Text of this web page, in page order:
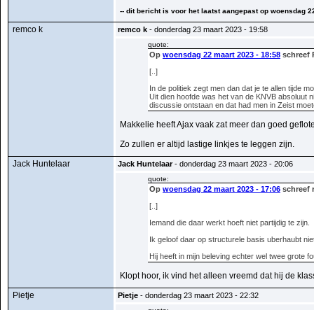
-- dit bericht is voor het laatst aangepast op woensdag
remco k remco k - donderdag 23 maart 2023 - 19:58
quote:
Op woensdag 22 maart 2023 - 18:58 schreef
[..]
In de politiek zegt men dan dat je te allen tijde
Uit dien hoofde was het van de KNVB absoluut
discussie ontstaan en dat had men in Zeist
Makkelie heeft Ajax vaak zat meer dan goed
Zo zullen er altijd lastige linkjes te leggen zijn.
Jack Huntelaar
Jack Huntelaar- donderdag 23 maart 2023 - 20:06
quote:
Op woensdag 22 maart 2023 - 17:06 schreef
[..]
Iemand die daar werkt hoeft niet partijdig te zijn.
Ik geloof daar op structurele basis uberhaubt
Hij heeft in mijn beleving echter wel twee grote
Klopt hoor, ik vind het alleen vreemd dat hij de
Pietje
Pietje - donderdag 23 maart 2023 - 22:32